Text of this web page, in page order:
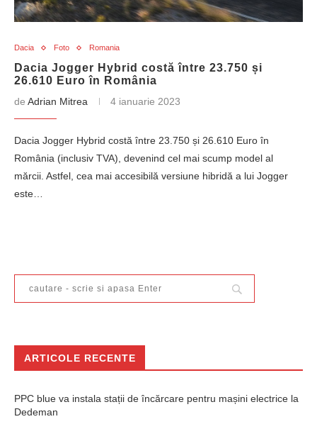
Dacia Foto Romania
Dacia Jogger Hybrid costă între 23.750 și
26.610 Euro în România
de Adrian Mitrea 4 ianuarie 2023
Dacia Jogger Hybrid costă între 23.750 și 26.610 Euro în
România (inclusiv TVA), devenind cel mai scump model al
mărcii. Astfel, cea mai accesibilă versiune hibridă a lui Jogger
este…
ARTICOLE RECENTE
PPC blue va instala stații de încărcare pentru mașini electrice la
Dedeman